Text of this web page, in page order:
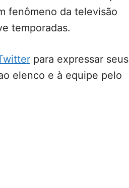
fenômeno da televisão
temporadas.
para expressar seus
elenco e à equipe pelo